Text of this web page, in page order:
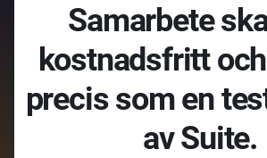
Samarbete
kostnadsfritt
precis som en
av Suite.